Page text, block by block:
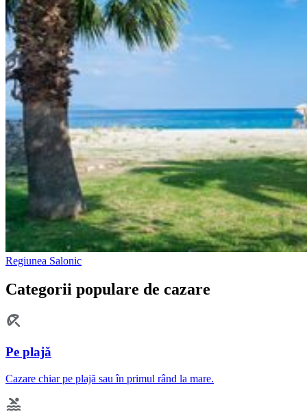
Regiunea Salonic
Categorii populare de cazare
Pe plajă
Cazare chiar pe plajă sau în primul rând la mare.